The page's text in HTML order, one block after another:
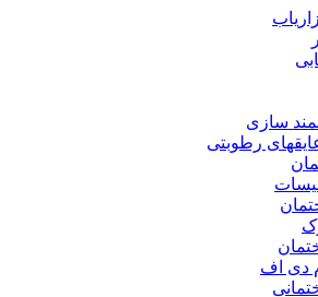
سازی
رطوبتی
دی اف